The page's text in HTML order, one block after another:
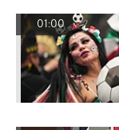
01:00